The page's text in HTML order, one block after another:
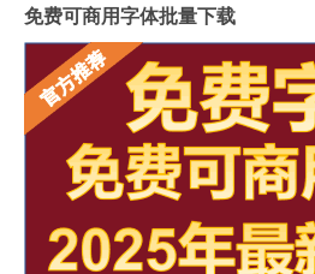
免费可商用字体批量下载